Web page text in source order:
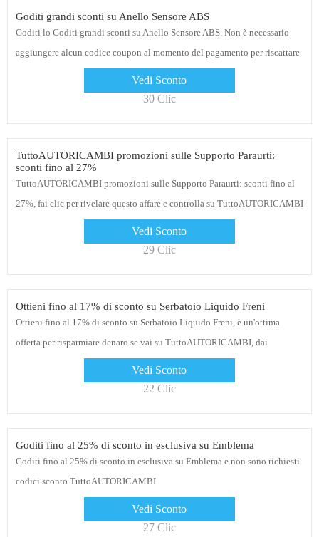
Goditi grandi sconti su Anello Sensore ABS
Goditi lo Goditi grandi sconti su Anello Sensore ABS. Non è necessario
aggiungere alcun codice coupon al momento del pagamento per riscattare
Vedi Sconto
30 Clic
TuttoAUTORICAMBI promozioni sulle Supporto Paraurti:
sconti fino al 27%
TuttoAUTORICAMBI promozioni sulle Supporto Paraurti: sconti fino al
27%, fai clic per rivelare questo affare e controlla su TuttoAUTORICAMBI
Vedi Sconto
29 Clic
Ottieni fino al 17% di sconto su Serbatoio Liquido Freni
Ottieni fino al 17% di sconto su Serbatoio Liquido Freni, è un'ottima
offerta per risparmiare denaro se vai su TuttoAUTORICAMBI, dai
Vedi Sconto
22 Clic
Goditi fino al 25% di sconto in esclusiva su Emblema
Goditi fino al 25% di sconto in esclusiva su Emblema e non sono richiesti
codici sconto TuttoAUTORICAMBI
Vedi Sconto
27 Clic